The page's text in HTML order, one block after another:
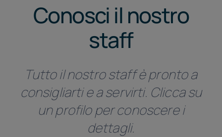
Competenze
MGI WorldWide
Contatti
Telefona
ITA
Conosci il nostro
staff
Tutto il nostro staff è pronto a
consigliarti e a servirti. Clicca su
un profilo per conoscere i
dettagli.